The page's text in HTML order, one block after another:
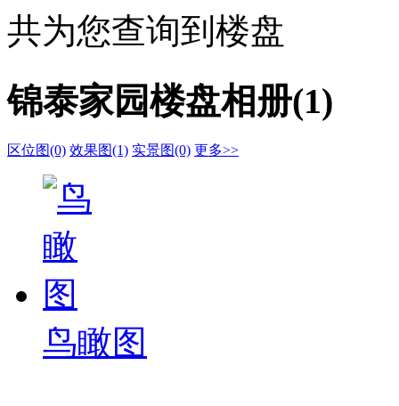
共为您查询到 楼盘
锦泰家园楼盘相册(1)
区位图(0) 效果图(1) 实景图(0) 更多>>
鸟瞰图